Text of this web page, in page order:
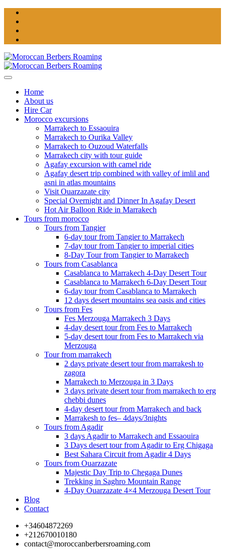
Home
About us
Hire Car
Morocco excursions
Marrakech to Essaouira
Marrakech to Ourika Valley
Marrakech to Ouzoud Waterfalls
Marrakech city with tour guide
Agafay excursion with camel ride
Agafay desert trip combined with valley of imlil and
asni in atlas mountains
Visit Ouarzazate city
Special Overnight and Dinner In Agafay Desert
Hot Air Balloon Ride in Marrakech
Tours from morocco
Tours from Tangier
6-day tour from Tangier to Marrakech
7-day tour from Tangier to imperial cities
8-Day Tour from Tangier to Marrakech
Tours from Casablanca
Casablanca to Marrakech 4-Day Desert Tour
Casablanca to Marrakech 6-Day Desert Tour
6-day tour from Casablanca to Marrakech
12 days desert mountains sea oasis and cities
Tours from Fes
Fes Merzouga Marrakech 3 Days
4-day desert tour from Fes to Marrakech
5-day desert tour from Fes to Marrakech via
Merzouga
Tour from marrakech
2 days private desert tour from marrakesh to
zagora
Marrakech to Merzouga in 3 Days
3 days private desert tour from marrakech to erg
chebbi dunes
4-day desert tour from Marrakech and back
Marrakesh to fes– 4days/3nights
Tours from Agadir
3 days Agadir to Marrakech and Essaouira
3 Days desert tour from Agadir to Erg Chigaga
Best Sahara Circuit from Agadir 4 Days
Tours from Ouarzazate
Majestic Day Trip to Chegaga Dunes
Trekking in Saghro Mountain Range
4-Day Ouarzazate 4×4 Merzouga Desert Tour
Blog
Contact
+34604872269
+212670010180
contact@moroccanberbersroaming.com